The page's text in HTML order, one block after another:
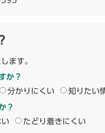
ます。
か？
分かりにくい 知りたい
？
たどり着きにくい